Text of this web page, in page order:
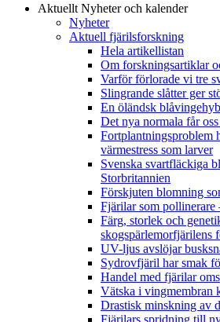
Aktuellt Nyheter och kalender
Nyheter
Aktuell fjärilsforskning
Hela artikellistan
Om forskningsartiklar
Varför förlorade vi tre
Slingrande slåtter ger
En öländsk
Det nya normala får
Fortplantningsproblem
värmestress som larver
Svenska svartfläckiga
Storbritannien
Förskjuten blomning
Fjärilar som pollinerare
Färg, storlek och
skogspärlemorfjärilens
UV-ljus avslöjar
Sydrovfjäril har smak
Handel med fjärilar
Vätska i vingmembran
Drastisk minskning av
Fjärilars spridning till